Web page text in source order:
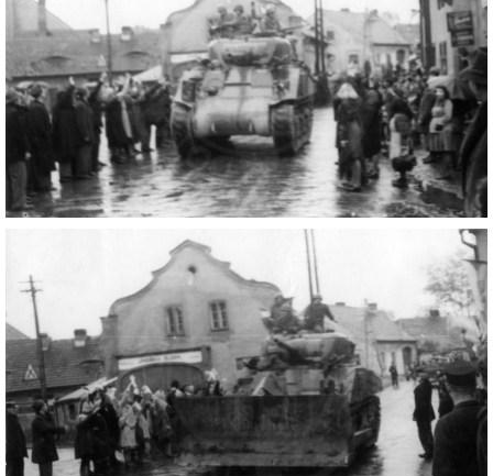
tel. 773 916 275
info@domdej.cz
--------------------------------------------------------------
Tento projekt je realizován za finanční podpory
města Domažlice.
© 2026 eStránky.cz |Aktualizováno: 17. 7. 2026|Nahoru ↑